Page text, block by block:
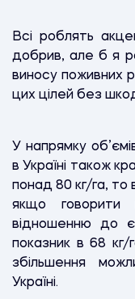
Всі роблять
добрив, але б я
виносу поживних
цих цілей без
У напрямку
в Україні також
понад 80 кг/га, то
якщо
відношенню до
показник в 68
збільшення
Україні.